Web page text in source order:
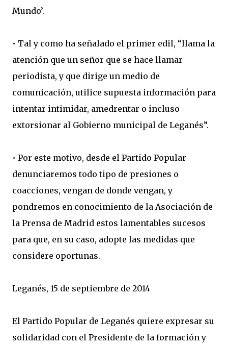
Mundo’.
• Tal y como ha señalado el primer edil, “llama la
atención que un señor que se hace llamar
periodista, y que dirige un medio de
comunicación, utilice supuesta información para
intentar intimidar, amedrentar o incluso
extorsionar al Gobierno municipal de Leganés”.
• Por este motivo, desde el Partido Popular
denunciaremos todo tipo de presiones o
coacciones, vengan de donde vengan, y
pondremos en conocimiento de la Asociación de
la Prensa de Madrid estos lamentables sucesos
para que, en su caso, adopte las medidas que
considere oportunas.
Leganés, 15 de septiembre de 2014
El Partido Popular de Leganés quiere expresar su
solidaridad con el Presidente de la formación y